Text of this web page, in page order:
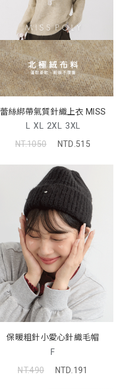
蕾絲綁帶氣質針織上衣 MISS
L XL 2XL 3XL
NT.1050
NTD.515
保暖粗針小愛心針織毛帽
F
NT.490
NTD.191